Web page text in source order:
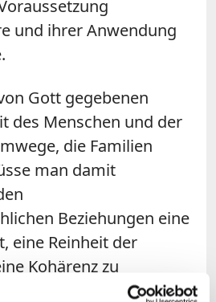
und ihrer Anwendung
Gott gegebenen
des Menschen und der
die Familien
man damit
Beziehungen eine
eine Reinheit der
Kohärenz zu
wir nur im endgültigen